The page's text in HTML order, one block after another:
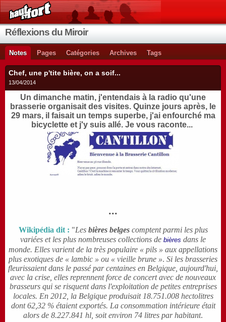
Réflexions du Miroir
Notes Pages Catégories Archives Tags
Chef, une p'tite bière, on a soif...
13/04/2014
Un dimanche matin, j'entendais à la radio qu'une
brasserie organisait des visites. Quinze jours après, le
29 mars, il faisait un temps superbe, j'ai enfourché ma
bicyclette et j'y suis allé. Je vous raconte...
...
Wikipédia dit : "Les bières belgescomptent parmi les plus
variées et les plus nombreuses collections de bières dans le
monde. Elles varient de la très populaire « pils » aux appellations
plus exotiques de « lambic » ou « vieille brune ». Si les brasseries
fleurissaient dans le passé par centaines en Belgique, aujourd'hui,
avec la crise, elles reprennent force de concert avec de nouveaux
brasseurs qui se risquent dans l'exploitation de petites entreprises
locales. En 2012, la Belgique produisait 18.751.008 hectolitres
dont 62,32 % étaient exportés. La consommation intérieure était
alors de 8.227.841 hl , soit environ 74 litres par habitant.